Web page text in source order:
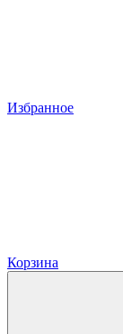
Избранное
Корзина